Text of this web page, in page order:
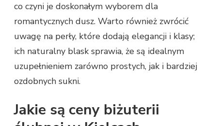
co czyni je doskonałym wyborem dla
romantycznych dusz. Warto również zwrócić
uwagę na perły, które dodają elegancji i klasy;
ich naturalny blask sprawia, że są idealnym
uzupełnieniem zarówno prostych, jak i bardziej
ozdobnych sukni.
Jakie są ceny biżuterii